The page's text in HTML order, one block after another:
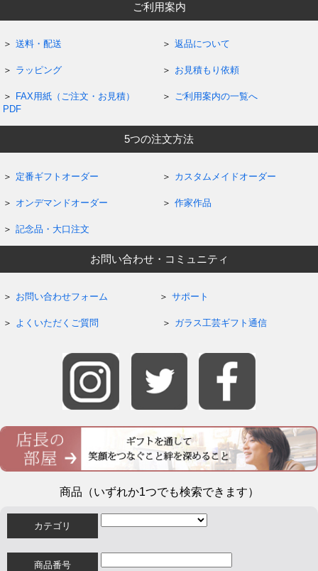
ご利用案内
送料・配送 返品について
ラッピング お見積もり依頼
FAX用紙（ご注文・お見積）
PDF
ご利用案内の一覧へ
5つの注文方法
定番ギフトオーダー カスタムメイドオーダー
オンデマンドオーダー 作家作品
記念品・大口注文
お問い合わせ・コミュニティ
お問い合わせフォーム サポート
よくいただくご質問 ガラス工芸ギフト通信
商品（いずれか1つでも検索できます）
カテゴリ
商品番号